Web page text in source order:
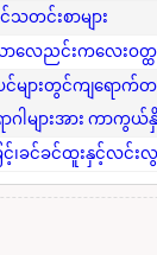
တင်းစာများ
ာလေညင်းကလေးဝတ္ထု
များတွင်ကျရော
ာဂါများအား ကာကွယ်
င့်၊ခင်ခင်ထူးနှင့်လင်း